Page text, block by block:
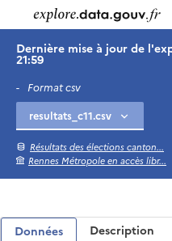
Dernière mise à jour de
21:59
- Format csv
Résultats des élections canton...
Rennes Métropole en accès libr...
Données Description